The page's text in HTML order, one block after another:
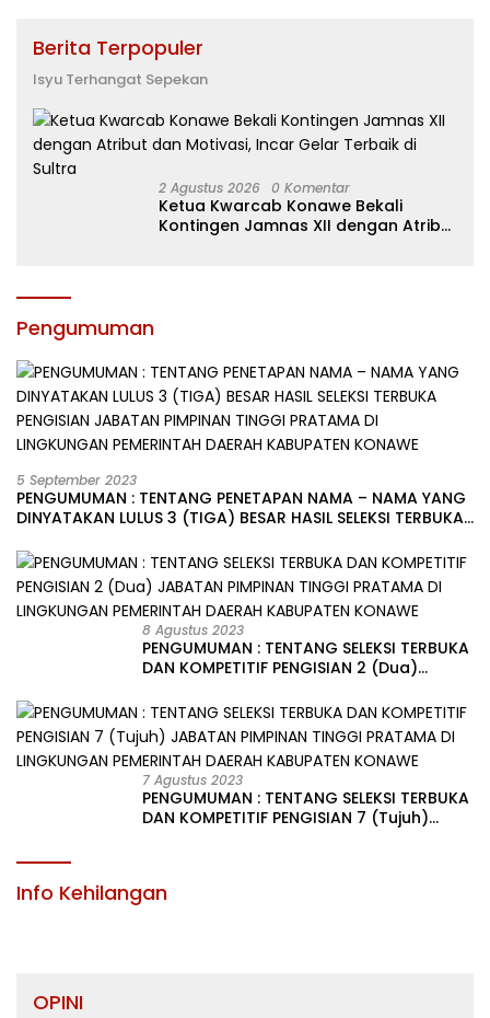
Berita Terpopuler
Isyu Terhangat Sepekan
2 Agustus 2026 0 Komentar
Ketua Kwarcab Konawe Bekali
Kontingen Jamnas XII dengan Atribut
Pengumuman
5 September 2023
PENGUMUMAN : TENTANG PENETAPAN NAMA – NAMA YANG
DINYATAKAN LULUS 3 (TIGA) BESAR HASIL SELEKSI TERBUKA
LINGKUNGAN PEMERINTAH DAERAH KABUPATEN KONAWE
8 Agustus 2023
PENGUMUMAN : TENTANG SELEKSI TERBUKA
DAN KOMPETITIF PENGISIAN 2 (Dua)
LINGKUNGAN PEMERINTAH DAERAH
KABUPATEN KONAWE
7 Agustus 2023
PENGUMUMAN : TENTANG SELEKSI TERBUKA
DAN KOMPETITIF PENGISIAN 7 (Tujuh)
Info Kehilangan
OPINI